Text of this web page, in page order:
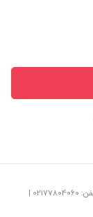
آدرس: تهران نارمک خیابان آیت بالاتر از چهارراه سرسبز پلاک876 | تلفن: ‎02177804060 |